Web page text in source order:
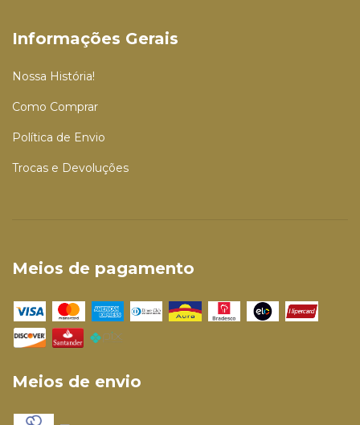
Informações Gerais
Nossa História!
Como Comprar
Política de Envio
Trocas e Devoluções
Meios de pagamento
Meios de envio